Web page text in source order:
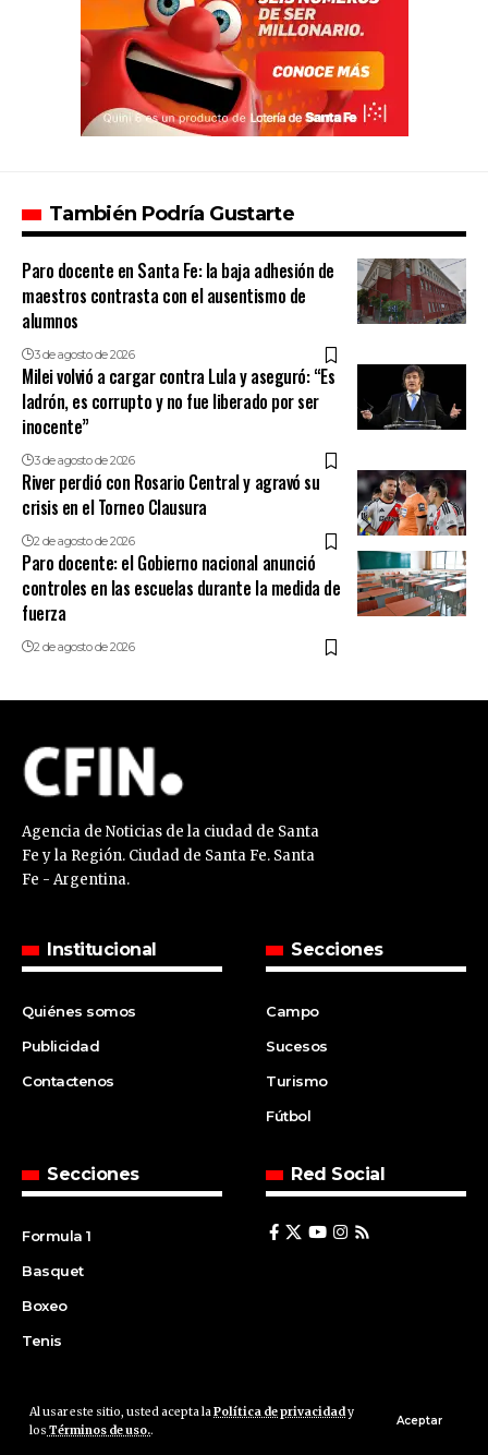
Al usar este sitio, usted acepta laPolítica de privacidady
los Términos de uso..
Aceptar
También Podría Gustarte
Paro docente en Santa Fe: la baja adhesión de
maestros contrasta con el ausentismo de
alumnos
3 de agosto de 2026
Milei volvió a cargar contra Lula y aseguró: “Es
ladrón, es corrupto y no fue liberado por ser
inocente”
3 de agosto de 2026
River perdió con Rosario Central y agravó su
crisis en el Torneo Clausura
2 de agosto de 2026
Paro docente: el Gobierno nacional anunció
controles en las escuelas durante la medida de
fuerza
2 de agosto de 2026
Agencia de Noticias de la ciudad de Santa
Fe y la Región. Ciudad de Santa Fe. Santa
Fe - Argentina.
Institucional
Quiénes somos
Publicidad
Contactenos
Secciones
Campo
Sucesos
Turismo
Fútbol
Secciones
Formula 1
Basquet
Boxeo
Tenis
Red Social
© 2008 | Agencia Cfin.com.ar - Santa Fe - Argentina | All rights